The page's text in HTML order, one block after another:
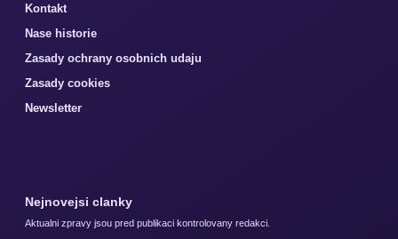
Kontakt
Nase historie
Zasady ochrany osobnich udaju
Zasady cookies
Newsletter
Nejnovejsi clanky
Aktualni zpravy jsou pred publikaci kontrolovany redakci.